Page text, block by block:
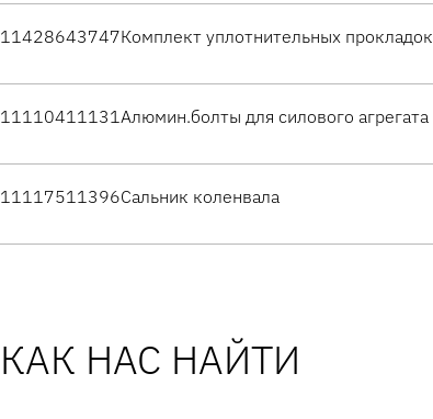
11428643747Комплект уплотнительных прокладок
11110411131Алюмин.болты для силового агрегата
11117511396Сальник коленвала
КАК НАС НАЙТИ